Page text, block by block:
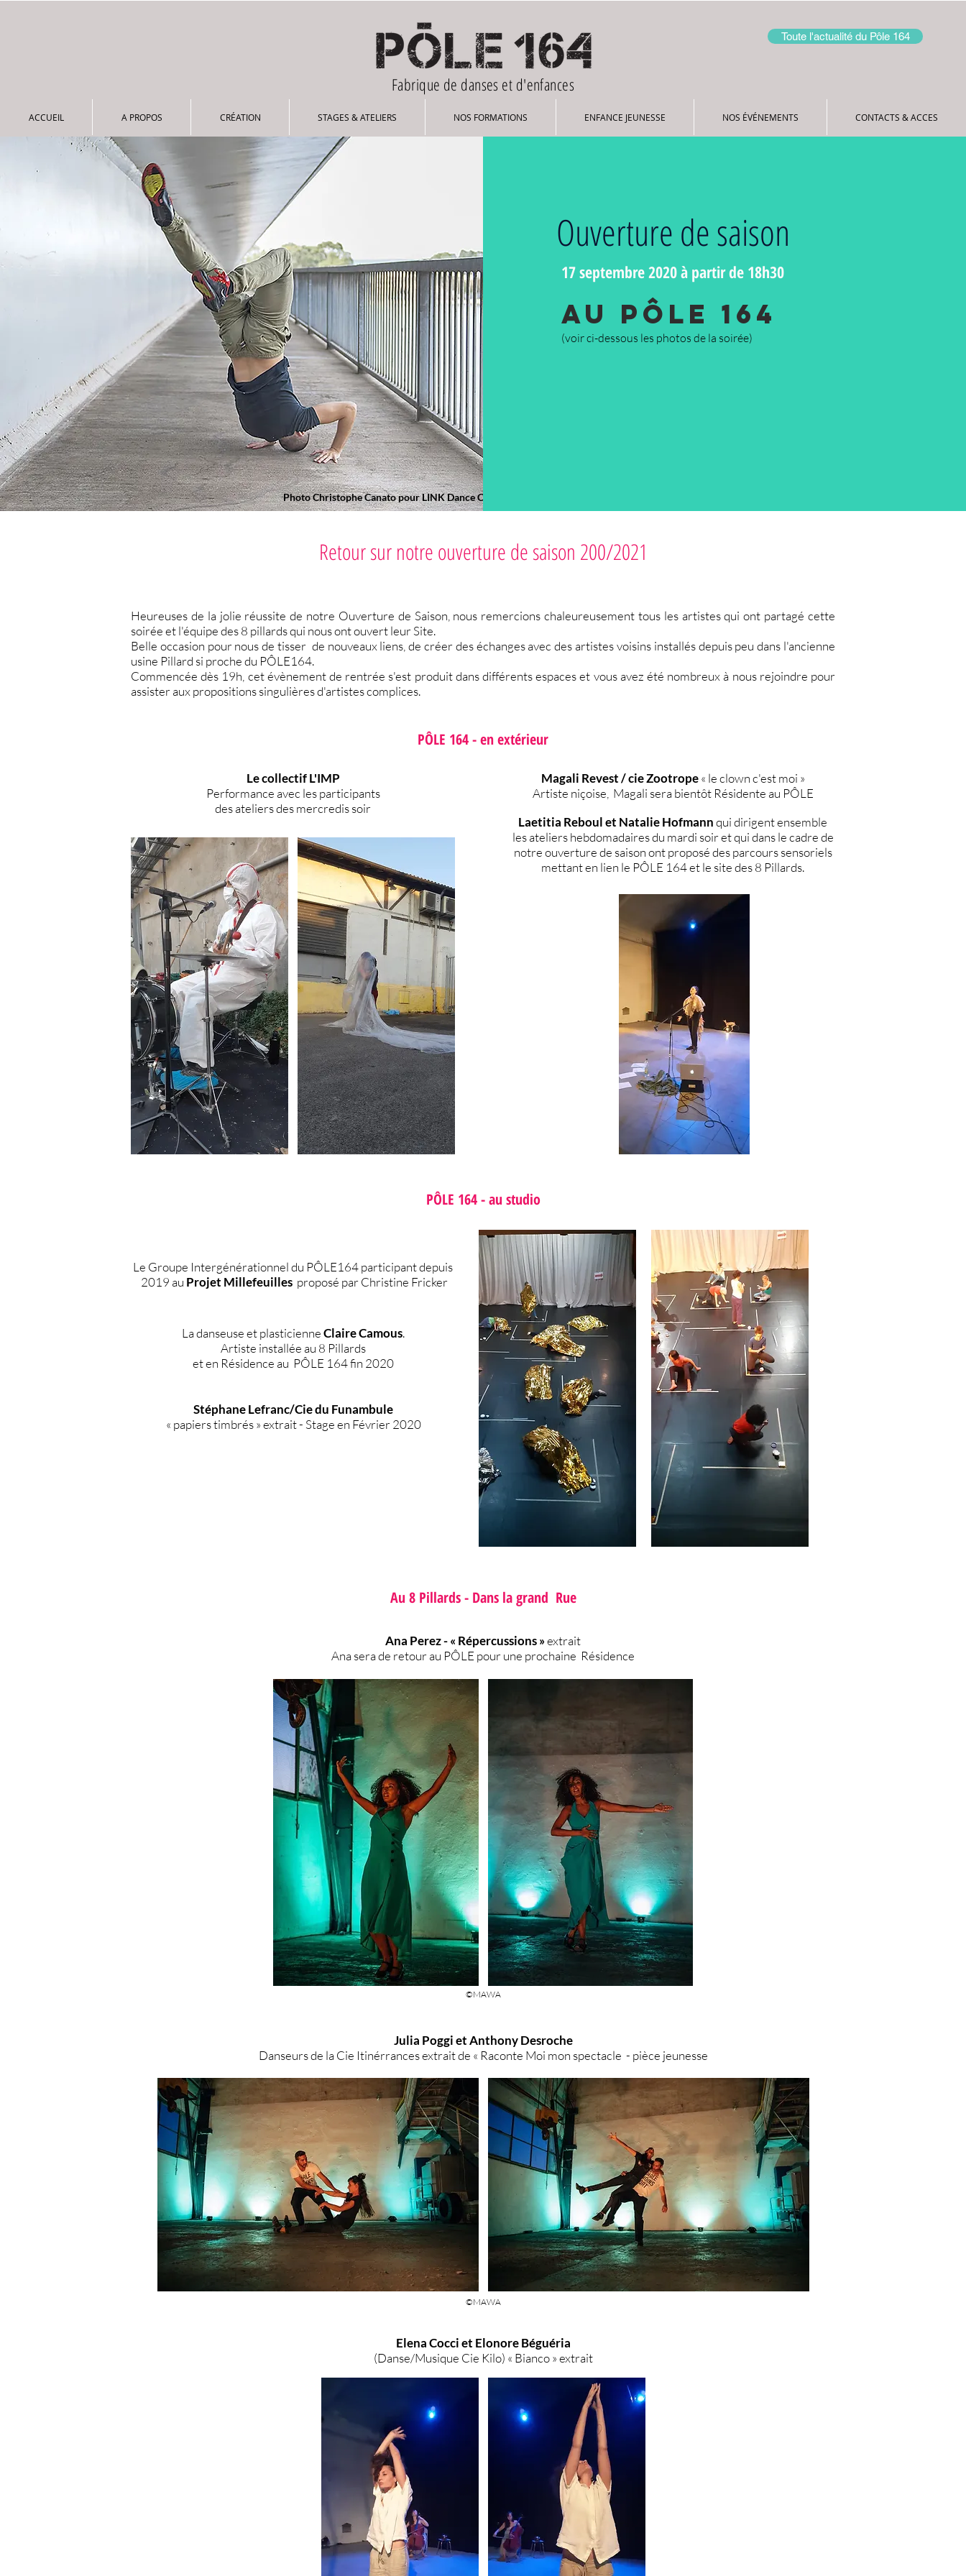
Toute l'actualité du Pôle 164
Fabrique de danses et d'enfances
ACCUEIL A PROPOS CRÉATION STAGES & ATELIERS NOS FORMATIONS ENFANCE JEUNESSE NOS ÉVÉNEMENTS CONTACTS & ACCES
Photo Christophe Canato pour LINK Dance Company
Ouverture de saison
17 septembre 2020 à partir de 18h30
au pôle 164
(voir ci-dessous les photos de la soirée)
Retour sur notre ouverture de saison 200/2021
Heureuses de la jolie réussite de notre Ouverture de Saison, nous remercions chaleureusement tous les artistes qui ont partagé cette
soirée et l'équipe des 8 pillards qui nous ont ouvert leur Site.
Belle occasion pour nous de tisser de nouveaux liens, de créer des échanges avec des artistes voisins installés depuis peu dans l'ancienne
usine Pillard si proche du PÔLE164.
Commencée dès 19h, cet évènement de rentrée s'est produit dans différents espaces et vous avez été nombreux à nous rejoindre pour
assister aux propositions singulières d'artistes complices.
PÔLE 164 - en extérieur
Le collectif L'IMP
Performance avec les participants
des ateliers des mercredis soir
Magali Revest / cie Zootrope« le clown c'est moi »
Artiste niçoise, Magali sera bientôt Résidente au PÔLE
Laetitia Reboul et Natalie Hofmannqui dirigent ensemble
les ateliers hebdomadaires du mardi soir et qui dans le cadre de
notre ouverture de saison ont proposé des parcours sensoriels
mettant en lien le PÔLE 164 et le site des 8 Pillards.
PÔLE 164 - au studio
Le Groupe Intergénérationnel du PÔLE164 participant depuis
2019 au Projet Millefeuilles proposé par Christine Fricker
La danseuse et plasticienneClaire Camous.
Artiste installée au 8 Pillards
et en Résidence au PÔLE 164 fin 2020
Stéphane Lefranc/Cie du Funambule
« papiers timbrés » extrait - Stage en Février 2020
Au 8 Pillards - Dans la grand Rue
Ana Perez - « Répercussions »extrait
Ana sera de retour au PÔLE pour une prochaine Résidence
©MAWA
Julia Poggi et Anthony Desroche
Danseurs de la Cie Itinérrances extrait de « Raconte Moi mon spectacle - pièce jeunesse
©MAWA
Elena Cocci et Elonore Béguéria
(Danse/Musique Cie Kilo) « Bianco » extrait